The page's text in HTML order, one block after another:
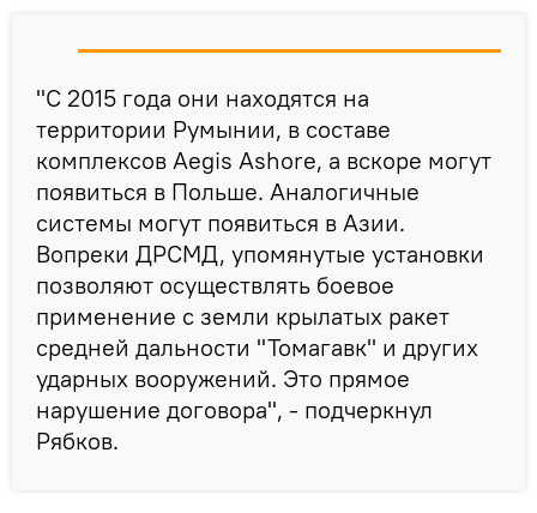
"С 2015 года они находятся на
территории Румынии, в составе
комплексов Aegis Ashore, а вскоре могут
появиться в Польше. Аналогичные
системы могут появиться в Азии.
Вопреки ДРСМД, упомянутые установки
позволяют осуществлять боевое
применение с земли крылатых ракет
средней дальности "Томагавк" и других
ударных вооружений. Это прямое
нарушение договора", - подчеркнул
Рябков.